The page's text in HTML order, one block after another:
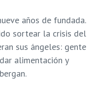
años de fundada.
sortear la crisis del
sus ángeles: gente
alimentación y